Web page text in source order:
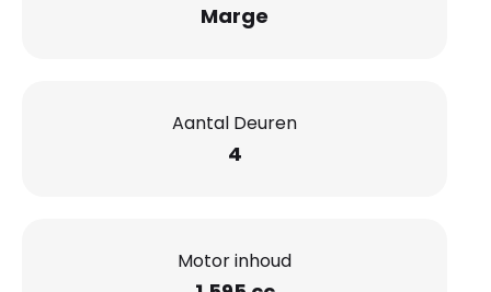
Marge
Aantal Deuren
4
Motor inhoud